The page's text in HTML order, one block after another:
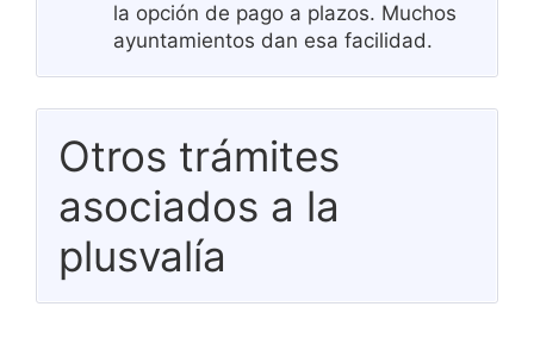
la opción de pago a plazos. Muchos
ayuntamientos dan esa facilidad.
Otros trámites
asociados a la
plusvalía